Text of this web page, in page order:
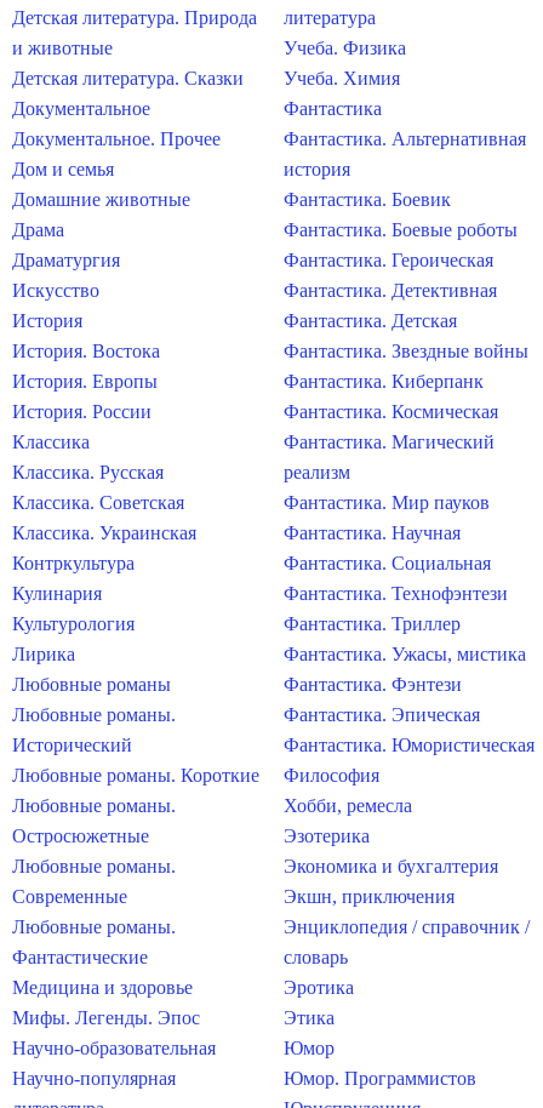
Детская литература. Природа
и животные
Детская литература. Сказки
Документальное
Документальное. Прочее
Дом и семья
Домашние животные
Драма
Драматургия
Искусство
История
История. Востока
История. Европы
История. России
Классика
Классика. Русская
Классика. Советская
Классика. Украинская
Контркультура
Кулинария
Культурология
Лирика
Любовные романы
Любовные романы.
Исторический
Любовные романы. Короткие
Любовные романы.
Остросюжетные
Любовные романы.
Современные
Любовные романы.
Фантастические
Медицина и здоровье
Мифы. Легенды. Эпос
Научно-образовательная
Научно-популярная
литература
Учеба. Физика
Учеба. Химия
Фантастика
Фантастика. Альтернативная
история
Фантастика. Боевик
Фантастика. Боевые роботы
Фантастика. Героическая
Фантастика. Детективная
Фантастика. Детская
Фантастика. Звездные войны
Фантастика. Киберпанк
Фантастика. Космическая
Фантастика. Магический
реализм
Фантастика. Мир пауков
Фантастика. Научная
Фантастика. Социальная
Фантастика. Технофэнтези
Фантастика. Триллер
Фантастика. Ужасы, мистика
Фантастика. Фэнтези
Фантастика. Эпическая
Фантастика. Юмористическая
Философия
Хобби, ремесла
Эзотерика
Экономика и бухгалтерия
Экшн, приключения
Энциклопедия / справочник /
словарь
Эротика
Этика
Юмор
Юмор. Программистов